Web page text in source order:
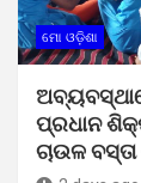
ମୋ ଓଡ଼ିଶା
ପ୍ରଧାନ
ଚାଉଳ ବସ୍ତା